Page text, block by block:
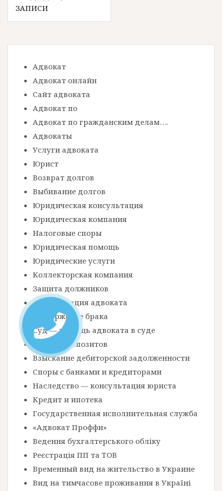
а
и
ЗАПИСИ
Адвокат
Адвокат онлайн
Сайт адвоката
Адвокат по
Адвокат по гражданским делам….
Адвокаты
Услуги адвоката
Юрист
Возврат долгов
Выбивание долгов
Юридическая консультация
Юридическая компания
Налоговые споры
Юридическая помощь
Юридические услуги
Коллекторская компания
Защита должников
Консультация адвоката
Расторжение брака
Суд — помощь адвоката в суде
Возврат депозитов
Взыскание дебиторской задолженности
Споры с банками и кредиторами
Наследство — консультация юриста
Кредит и ипотека
Государственная исполнительная служба
«Адвокат Проффи»
Ведення бухгалтерського обліку
Реєстрація ПП та ТОВ
Временный вид на жительство в Украине
Вид на тимчасове проживання в Україні